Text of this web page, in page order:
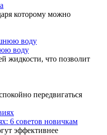
которому можно
воду
жидкости, что позволит
передвигаться
6 советов новичкам
эффективнее